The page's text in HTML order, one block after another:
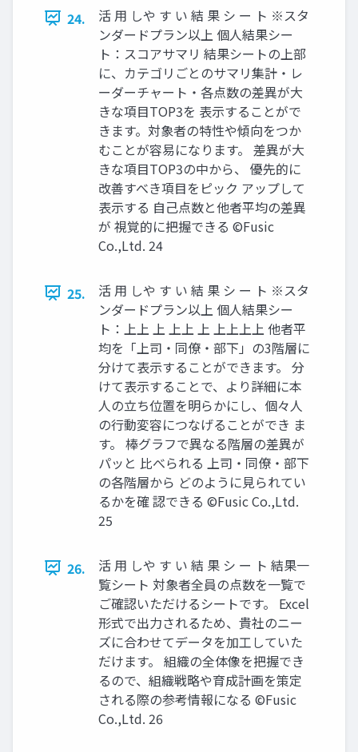
24.
活 用 しや す い 結 果 シ ー ト ※スタ
ンダードプラン以上 個人結果シー
ト：スコアサマリ 結果シートの上部
に、カテゴリごとのサマリ集計・レ
ーダーチャート・各点数の差異が大
きな項目TOP3を 表示することがで
きます。対象者の特性や傾向をつか
むことが容易になります。 差異が大
きな項目TOP3の中から、 優先的に
改善すべき項目をピック アップして
表示する 自己点数と他者平均の差異
が 視覚的に把握できる ©️Fusic
Co.,Ltd. 24
25.
活 用 しや す い 結 果 シ ー ト ※スタ
ンダードプラン以上 個人結果シー
ト：上上 上 上上 上 上上上上 他者平
均を「上司・同僚・部下」の3階層に
分けて表示することができます。 分
けて表示することで、より詳細に本
人の立ち位置を明らかにし、個々人
の行動変容につなげることができ ま
す。 棒グラフで異なる階層の差異が
パッと 比べられる 上司・同僚・部下
の各階層から どのように見られてい
るかを確 認できる ©️Fusic Co.,Ltd.
25
26.
活 用 しや す い 結 果 シ ー ト 結果一
覧シート 対象者全員の点数を一覧で
ご確認いただけるシートです。 Excel
形式で出力されるため、貴社のニー
ズに合わせてデータを加工していた
だけます。 組織の全体像を把握でき
るので、組織戦略や育成計画を策定
される際の参考情報になる ©️Fusic
Co.,Ltd. 26